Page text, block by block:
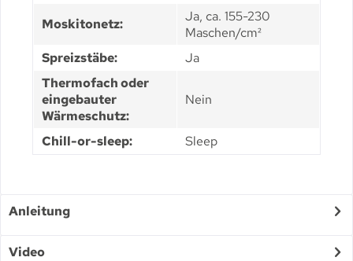
Moskitonetz:
Ja, ca. 155-230
Maschen/cm²
Spreizstäbe:
Ja
Thermofach oder
eingebauter
Wärmeschutz:
Nein
Chill-or-sleep: Sleep
Anleitung
Video